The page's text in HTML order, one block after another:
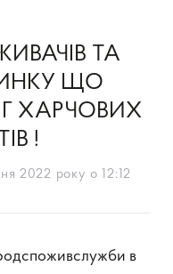
ТА
ЩО
ХАРЧОВИХ
!
2022 року о 12:12